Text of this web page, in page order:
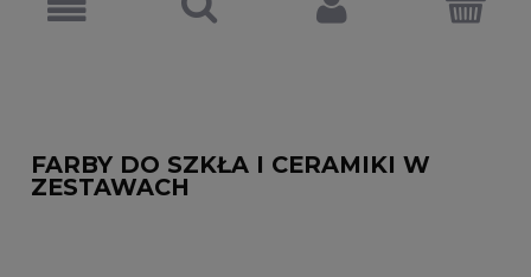
FARBY DO SZKŁA I CERAMIKI W
ZESTAWACH